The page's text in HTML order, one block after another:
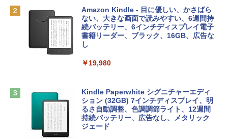
￥162,598
tomtoc 360°保護 15.6 16インチ パソコ
ンケース Dell NEC Lavie ASUS HP dyna
Apple 2026 MacBook Air M5チップ搭載
13インチノートブック：AIとApple Intell
igence、13.6インチLiquid Retinaディ
スプレイ、24GBユニファイドメモリ、1
Robloxギフトカード - 2,000 Robux 【限
定バーチャルアイテムを含む】 【オンラ
インゲームコード】 ロブロックス | オン
ラインコード版
4(最新 永続版)|オンラインコード版|Wind
ows11、10/mac対応|PC2台
￥39,582
出す プロンプトの言葉 AI画像生成シリー
ズ (はぴーイラストLabo)
￥480
ClaudeCode いちばんやさしい 教科書:
にもKindle出版にも！ 非エンジニアのた
めのAIコーディング入門シリーズ
￥99
Amazon Kindle - 目に優しい、かさばら
ない、大きな画面で読みやすい、6週間持
続バッテリー、6インチディスプレイ電子
書籍リーダー、ブラック、16GB、広告な
し
￥19,980
Kindle Paperwhite シグニチャーエディ
ション (32GB) 7インチディスプレイ、明
るさ自動調整、色調調節ライト、12週間
持続バッテリー、広告なし、メタリック
ジェード